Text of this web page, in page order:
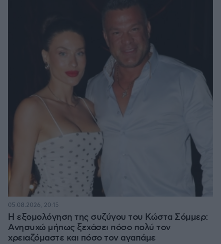
Η εξομολόγηση της συζύγου του Κώστα Σόμμερ:
Ανησυχώ μήπως ξεχάσει πόσο πολύ τον
χρειαζόμαστε και πόσο τον αγαπάμε
05.08.2026, 20:15